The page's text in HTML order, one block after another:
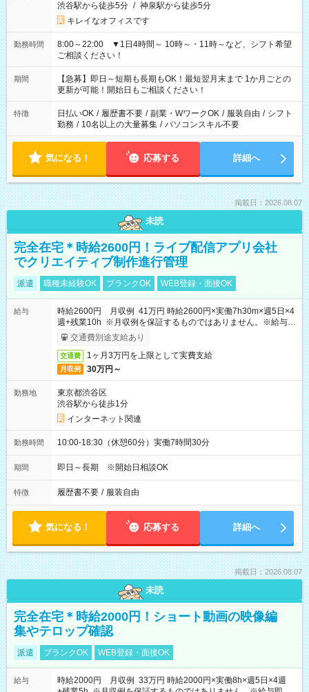
渋谷駅から徒歩5分 / 神泉駅から徒歩5分
キレイなオフィスです
勤務時間
8:00～22:00 ▼1日4時間～ 10時～・11時～など、シフト希望
ご相談ください！
期間
【急募】即日～短期も長期もOK！最短翌月末まで 1か月ごとの
更新が可能！開始日もご相談ください！
特徴 日払いOK / 履歴書不要 / 副業・WワークOK / 服装自由 / シフト
勤務 / 10名以上の大量募集 / パソコンスキル不要
気になる！ 応募する 詳細へ
掲載日：2026.08.07
未読
完全在宅＊時給2600円！ライブ配信アプリ会社
でクリエイティブ制作進行管理
派遣 職種未経験OK ブランクOK WEB登録・面接OK
給与
時給2600円 月収例 41万円 時給2600円×実働7h30m×週5日×4
週+残業10h ※月収例を保証するものではありません。※給与即
受取りサービス利用可（利用条件有）
交通費別途支給あり
交通費 1ヶ月3万円を上限として実費支給
月収例 30万円～
勤務地
東京都渋谷区
渋谷駅から徒歩1分
インターネット関連
勤務時間 10:00-18:30（休憩60分）実働7時間30分
期間 即日～長期 ※開始日相談OK
特徴 履歴書不要 / 服装自由
気になる！ 応募する 詳細へ
掲載日：2026.08.07
未読
完全在宅＊時給2000円！ショート動画の映像編
集やテロップ確認
派遣 ブランクOK WEB登録・面接OK
給与
時給2000円 月収例 33万円 時給2000円×実働8h×週5日×4週